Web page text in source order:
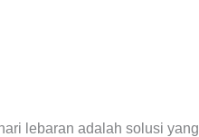
lebaran adalah solusi yang